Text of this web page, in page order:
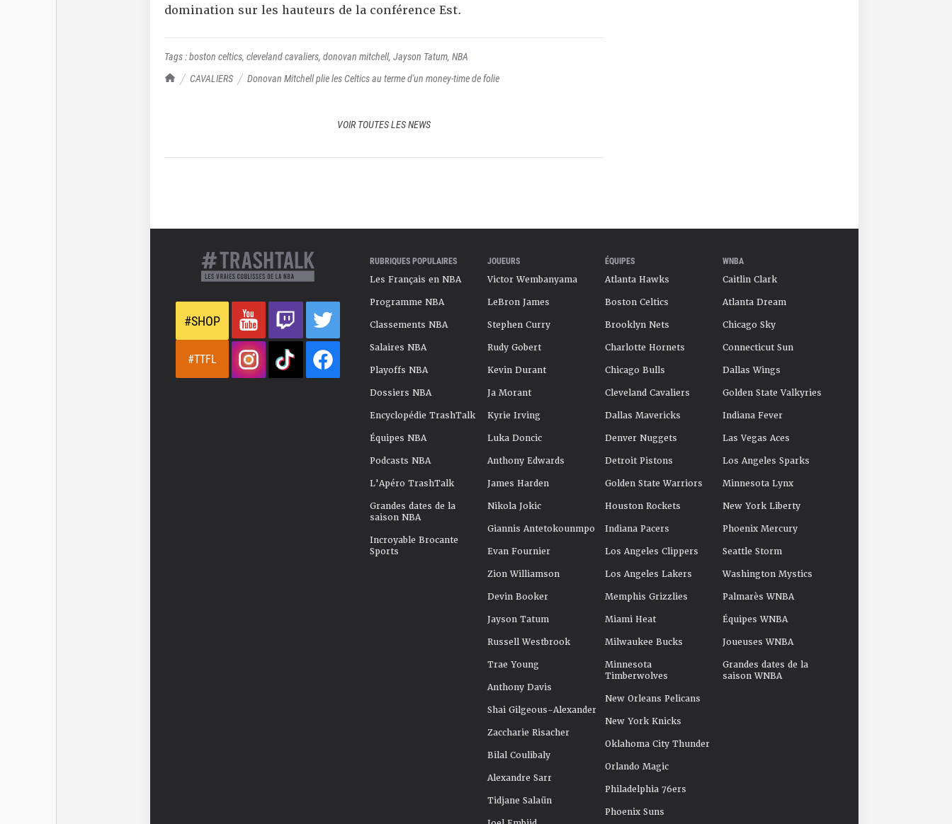
TrashTalk Actu NBA
CAVALIERS Donovan Mitchell plie les Celtics au terme d'un money-time de folie
domination sur les hauteurs de la conférence Est.
Tags :boston celtics, cleveland cavaliers, donovan mitchell, Jayson Tatum, NBA
VOIR TOUTES LES NEWS
#SHOP
#TTFL
RUBRIQUES POPULAIRES
Les Français en NBA
Programme NBA
Classements NBA
Salaires NBA
Playoffs NBA
Dossiers NBA
Encyclopédie TrashTalk
Équipes NBA
Podcasts NBA
L'Apéro TrashTalk
Grandes dates de la
saison NBA
Incroyable Brocante
Sports
JOUEURS
Victor Wembanyama
LeBron James
Stephen Curry
Rudy Gobert
Kevin Durant
Ja Morant
Kyrie Irving
Luka Doncic
Anthony Edwards
James Harden
Nikola Jokic
Giannis Antetokounmpo
Evan Fournier
Zion Williamson
Devin Booker
Jayson Tatum
Russell Westbrook
Trae Young
Anthony Davis
Shai Gilgeous-Alexander
Zaccharie Risacher
Bilal Coulibaly
Alexandre Sarr
Tidjane Salaün
ÉQUIPES
Atlanta Hawks
Boston Celtics
Brooklyn Nets
Charlotte Hornets
Chicago Bulls
Cleveland Cavaliers
Dallas Mavericks
Denver Nuggets
Detroit Pistons
Golden State Warriors
Houston Rockets
Indiana Pacers
Los Angeles Clippers
Los Angeles Lakers
Memphis Grizzlies
Miami Heat
Milwaukee Bucks
Minnesota
Timberwolves
New Orleans Pelicans
New York Knicks
Oklahoma City Thunder
Orlando Magic
Philadelphia 76ers
Phoenix Suns
WNBA
Caitlin Clark
Atlanta Dream
Chicago Sky
Connecticut Sun
Dallas Wings
Golden State Valkyries
Indiana Fever
Las Vegas Aces
Los Angeles Sparks
Minnesota Lynx
New York Liberty
Phoenix Mercury
Seattle Storm
Washington Mystics
Palmarès WNBA
Équipes WNBA
Joueuses WNBA
Grandes dates de la
saison WNBA